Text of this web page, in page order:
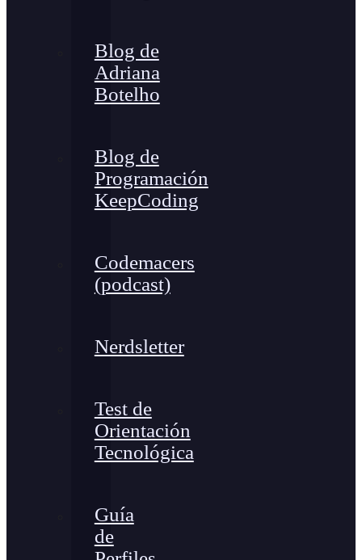
Blog de
Adriana
Botelho
Blog de
Programación
KeepCoding
Codemacers
(podcast)
Nerdsletter
Test de
Orientación
Tecnológica
Guía
de